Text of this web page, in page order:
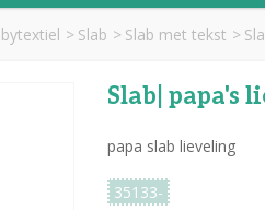
> Slab > Slab met tekst >
Slab| papa's
papa slab lieveling
35133-